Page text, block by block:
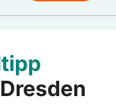
aus
steht des Gästen